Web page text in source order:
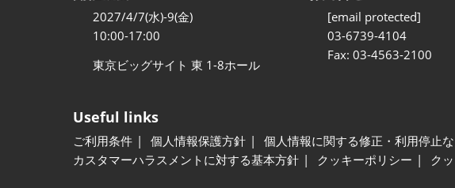
2027/4/7(水)-9(金)
10:00-17:00
東京ビッグサイト 東 1-8ホール
[email protected]
03-6739-4104
Fax: 03-4563-2100
Useful links
ご利用条件 個人情報保護方針 個人情報に関する修正・利用停止
カスタマーハラスメントに対する基本方針
クッキーポリシー ク